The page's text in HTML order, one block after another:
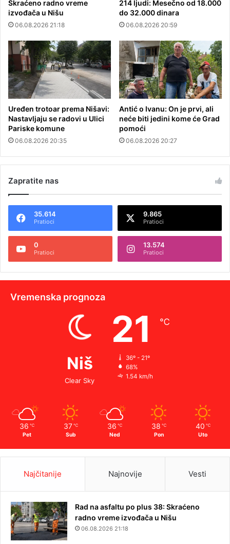
Skraćeno radno vreme
izvođača u Nišu
06.08.2026 21:18
214 ljudi: Mesečno od 18.000
do 32.000 dinara
06.08.2026 20:59
Uređen trotoar prema Nišavi:
Nastavljaju se radovi u Ulici
Pariske komune
06.08.2026 20:35
Antić o Ivanu: On je prvi, ali
neće biti jedini kome će Grad
pomoći
06.08.2026 20:27
Zapratite nas
35.614
Pratioci
9.865
Pratioci
0
Pratioci
13.574
Pratioci
Vremenska prognoza
Niš
Clear Sky
21 ℃
36º - 21º
68%
1.54 km/h
36 ℃
Pet
37 ℃
Sub
36 ℃
Ned
38 ℃
Pon
40 ℃
Uto
Najčitanije Najnovije Vesti
Rad na asfaltu po plus 38: Skraćeno
radno vreme izvođača u Nišu
06.08.2026 21:18